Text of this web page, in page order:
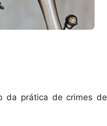
da prática de crimes de